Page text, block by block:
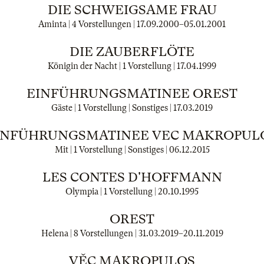
DIE SCHWEIGSAME FRAU
Aminta | 4 Vorstellungen | 17.09.2000–05.01.2001
DIE ZAUBERFLÖTE
Königin der Nacht | 1 Vorstellung | 17.04.1999
EINFÜHRUNGSMATINEE OREST
Gäste | 1 Vorstellung | Sonstiges | 17.03.2019
VEC
Mit | 1 Vorstellung | Sonstiges | 06.12.2015
LES CONTES D'HOFFMANN
Olympia | 1 Vorstellung | 20.10.1995
OREST
Helena | 8 Vorstellungen | 31.03.2019–20.11.2019
VĚC MAKROPULOS